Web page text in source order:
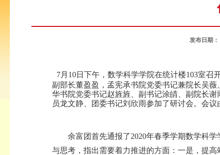
发布日期：
7月 10日下午，数学科学学院在统计楼103室召
副部长董盈盈，孟宪承书院党委书记兼院长吴
华书院党委书记赵旌旌、副书记涂皘、副院长
员龙文静、团委书记刘欣雨参加了研讨会。会议
余富团首先通报了2020年春季学期数学科学
与思考，指出需要着力推进的方面：一是，提